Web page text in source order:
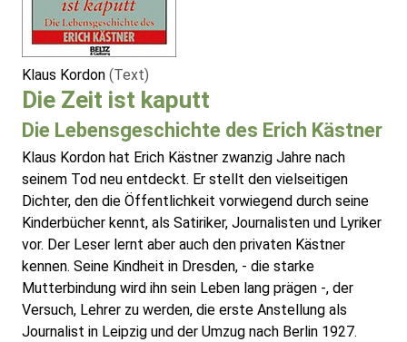
Klaus Kordon (Text)
Die Zeit ist kaputt
Die Lebensgeschichte des Erich Kästner
Klaus Kordon hat Erich Kästner zwanzig Jahre nach
seinem Tod neu entdeckt. Er stellt den vielseitigen
Dichter, den die Öffentlichkeit vorwiegend durch seine
Kinderbücher kennt, als Satiriker, Journalisten und Lyriker
vor. Der Leser lernt aber auch den privaten Kästner
kennen. Seine Kindheit in Dresden, - die starke
Mutterbindung wird ihn sein Leben lang prägen -, der
Versuch, Lehrer zu werden, die erste Anstellung als
Journalist in Leipzig und der Umzug nach Berlin 1927.